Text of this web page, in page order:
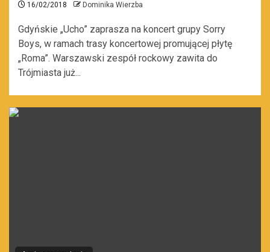
16/02/2018 Dominika Wierzba
Gdyńskie „Ucho” zaprasza na koncert grupy Sorry
Boys, w ramach trasy koncertowej promującej płytę
„Roma”. Warszawski zespół rockowy zawita do
Trójmiasta już...